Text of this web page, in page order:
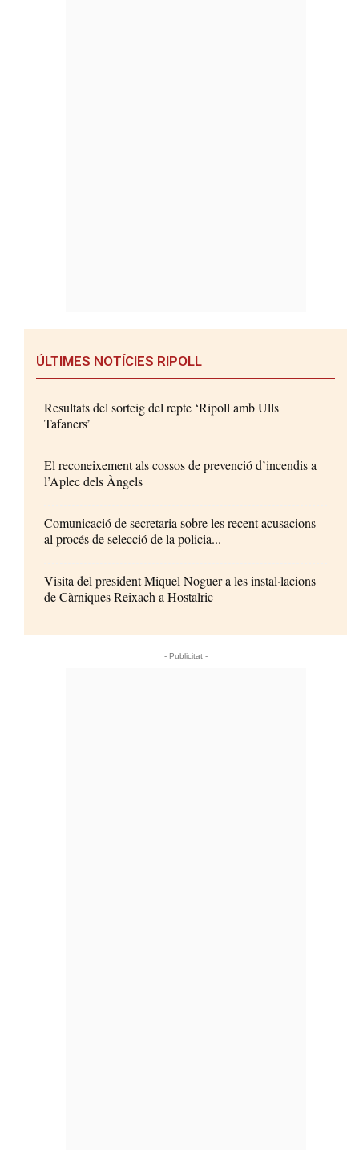
ÚLTIMES NOTÍCIES RIPOLL
Resultats del sorteig del repte ‘Ripoll amb Ulls
Tafaners’
El reconeixement als cossos de prevenció d’incendis a
l’Aplec dels Àngels
Comunicació de secretaria sobre les recent acusacions
al procés de selecció de la policia...
Visita del president Miquel Noguer a les instal·lacions
de Càrniques Reixach a Hostalric
- Publicitat -